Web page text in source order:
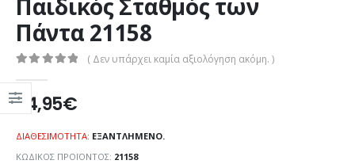
Παιδικός Σταθμός των
Πάντα 21158
( Δεν υπάρχει καμία αξιολόγηση ακόμη. )
24,95€
ΔΙΑΘΕΣΙΜΌΤΗΤΑ: ΕΞΑΝΤΛΗΜΈΝΟ.
ΚΩΔΙΚΌΣ ΠΡΟΪΌΝΤΟΣ: 21158